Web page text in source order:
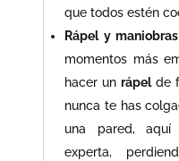
que todos estén
Rápel y
momentos más
hacer unrápelde
nunca te has
una pared, aquí
experta,